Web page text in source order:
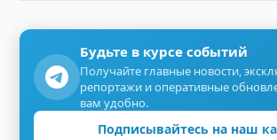
Будьте в курсе событий
Получайте главные новости,
репортажи и оперативные
вам удобно.
Подписывайтесь на наш